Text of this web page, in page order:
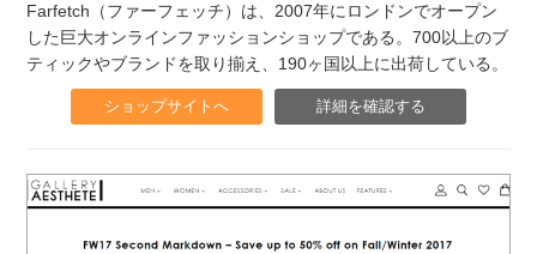
Farfetch（ファーフェッチ）は、2007年にロンドンでオープン
した巨大オンラインファッションショップである。700以上のブ
ティックやブランドを取り揃え、190ヶ国以上に出荷している。
ショップサイトへ 詳細を確認する